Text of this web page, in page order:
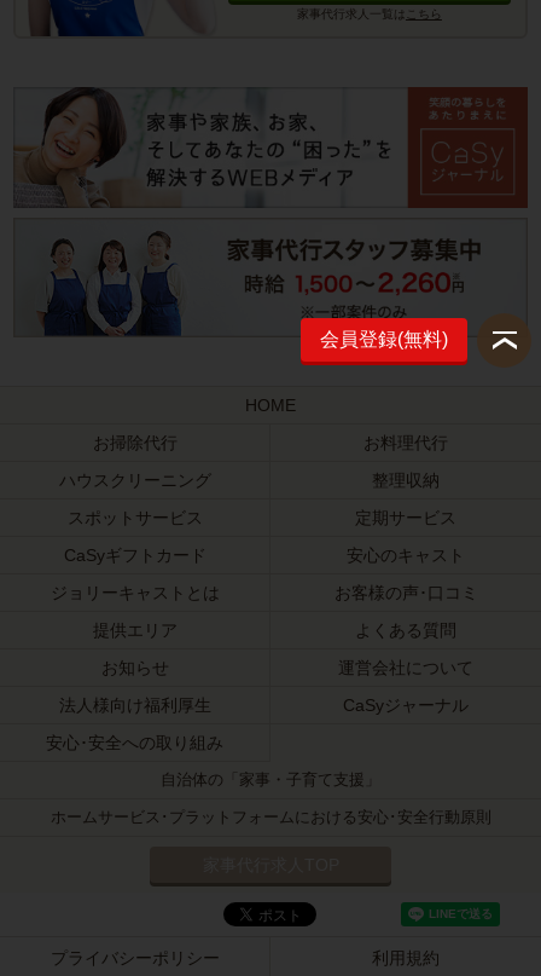
家事代行求人一覧は こちら
会員登録(無料)
HOME
お掃除代行
お料理代行
ハウスクリーニング
整理収納
スポットサービス
定期サービス
CaSyギフトカード
安心のキャスト
ジョリーキャストとは
お客様の声･口コミ
提供エリア
よくある質問
お知らせ
運営会社について
法人様向け福利厚生
CaSyジャーナル
安心･安全への取り組み
自治体の「家事・子育て支援」
ホームサービス･プラットフォームにおける安心･安全行動原則
プライバシーポリシー 利用規約